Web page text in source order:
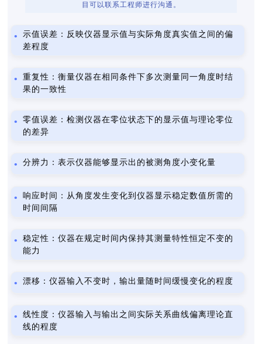
目可以联系工程师进行沟通。
示值误差：反映仪器显示值与实际角度真实值之间的偏
差程度
重复性：衡量仪器在相同条件下多次测量同一角度时结
果的一致性
零值误差：检测仪器在零位状态下的显示值与理论零位
的差异
分辨力：表示仪器能够显示出的被测角度小变化量
响应时间：从角度发生变化到仪器显示稳定数值所需的
时间间隔
稳定性：仪器在规定时间内保持其测量特性恒定不变的
能力
漂移：仪器输入不变时，输出量随时间缓慢变化的程度
线性度：仪器输入与输出之间实际关系曲线偏离理论直
线的程度